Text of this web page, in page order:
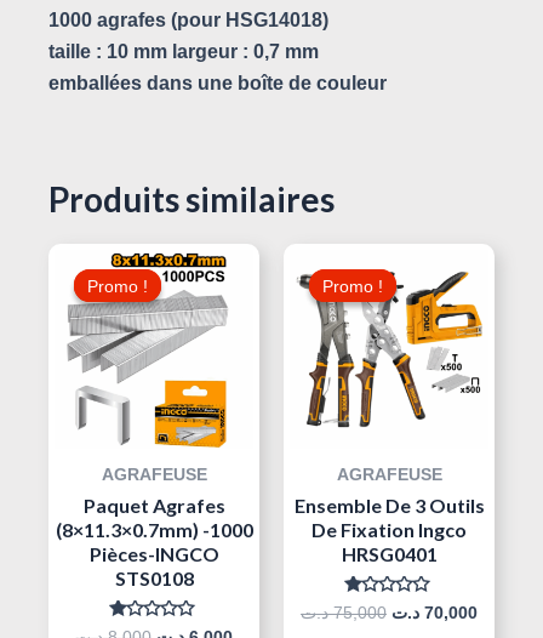
1000 agrafes (pour HSG14018)
taille : 10 mm largeur : 0,7 mm
emballées dans une boîte de couleur
Produits similaires
Promo !
Promo !
AGRAFEUSE
Paquet Agrafes
(8×11.3×0.7mm) -1000
Pièces-INGCO
STS0108
Note
Le
Prix
Initial
Était :
Promo !
Promo !
AGRAFEUSE
Ensemble De 3 Outils
De Fixation Ingco
HRSG0401
Note
0
75,000 د.ت
Prix
Initial
Était :
75,000 د.ت.
70,000 د.ت
Le
Est :